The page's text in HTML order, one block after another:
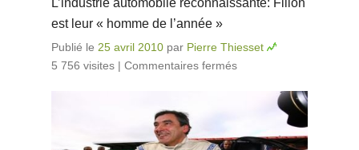
L’industrie automobile reconnaissante: Fillon
est leur « homme de l’année »
Publié le 25 avril 2010 par Pierre Thiesset
5 756 visites | Commentaires fermés
reconnaissante:
Fillon est leur
« homme de